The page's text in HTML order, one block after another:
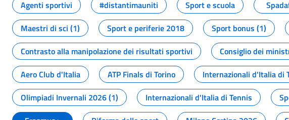
Agenti sportivi
#distantimauniti Sport e scuola
Maestri di sci (1)
Sport e periferie 2018 Sport bonus (1)
Contrasto alla manipolazione dei risultati sportivi
Consiglio dei
Aero Club d'Italia
ATP Finals di Torino Internazionali d'Italia di
Olimpiadi Invernali 2026 (1)
Internazionali d'Italia di Tennis